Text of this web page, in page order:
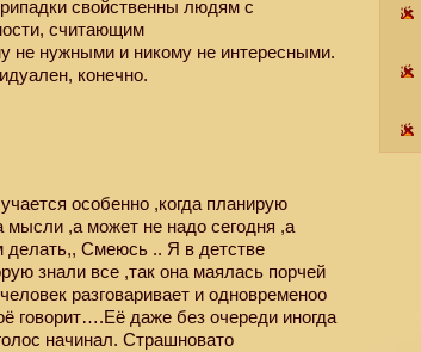
свойственны людям с
считающим
не нужными и никому не интересными.
конечно.
особенно ,когда планирую
мысли ,а может не надо сегодня ,а
делать,, Смеюсь .. Я в детстве
знали все ,так она маялась порчей
разговаривает и одновременоо
говорит….Её даже без очереди иногда
начинал. Страшновато